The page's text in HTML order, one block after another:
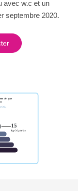
avec w.c et un
septembre 2020.